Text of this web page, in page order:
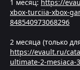
1 месяц: https://
xbox-turciia-xbox-
848540973068296
2 месяца (только
https://evault.ru/
ultimate-2-mesiaca-